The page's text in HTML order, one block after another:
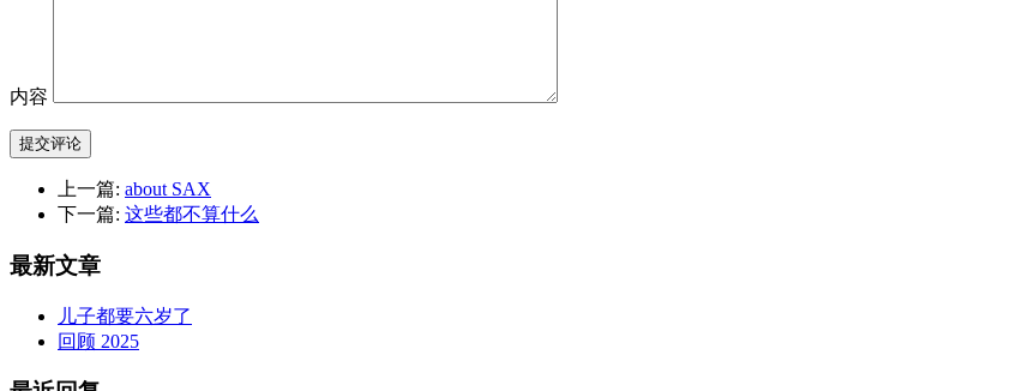
内容
提交评论
上一篇: about SAX
下一篇: 这些都不算什么
最新文章
儿子都要六岁了
回顾 2025